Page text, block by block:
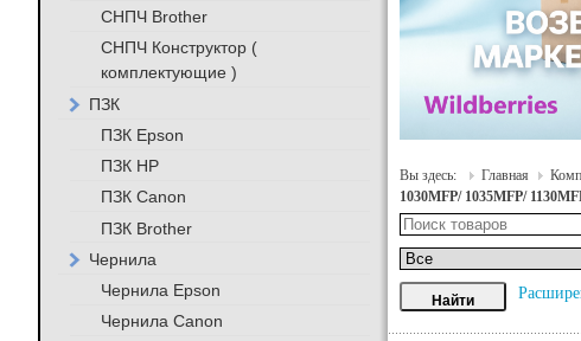
Вы здесь: Главная
1030MFP/ 1035MFP/
СНПЧ Brother
СНПЧ Конструктор (
комплектующие )
ПЗК
ПЗК Epson
ПЗК HP
ПЗК Canon
ПЗК Brother
Чернила
Чернила Epson
Чернила Canon